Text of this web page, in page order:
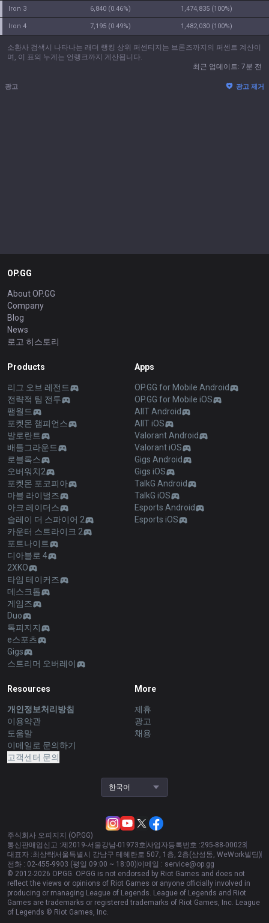
iron 3 6,840 (0.46%) 1,474,835 (100%)
iron 4 7,195 (0.49%) 1,482,030 (100%)
소환사 검색시 나타나는 래더 랭킹 상위 퍼센티지는 브론즈까지의 퍼센트 계산이
며, 이 표의 누계는 언랭크까지 계산됩니다.
최근 업데이트: 7분 전
광고 광고 제거
OP.GG
About OP.GG
Company
Blog
News
로고 히스토리
Products
리그 오브 레전드
전략적 팀 전투
팰월드
포켓몬 챔피언스
발로란트
배틀그라운드
로블록스
오버워치2
포켓몬 포코피아
마블 라이벌즈
아크 레이더스
슬레이 더 스파이어 2
카운터 스트라이크 2
포트나이트
디아블로 4
2XKO
타임 테이커즈
데스크톱
게임즈
Duo
톡피지지
e스포츠
Gigs
스트리머 오버레이
Apps
OP.GG for Mobile Android
OP.GG for Mobile iOS
AllT Android
AllT iOS
Valorant Android
Valorant iOS
Gigs Android
Gigs iOS
TalkG Android
TalkG iOS
Esports Android
Esports iOS
Resources
개인정보처리방침
이용약관
도움말
이메일로 문의하기
고객센터 문의
More
제휴
광고
채용
한국어
주식회사 오피지지 (OP.GG)
통신판매업신고 :제2019-서울강남-01973호 사업자등록번호 :295-88-00023
대표자 :최상락서울특별시 강남구 테헤란로 507, 1층, 2층(삼성동, WeWork빌딩)
전화 : 02-455-9903 (평일 09:00 ~ 18:00) 이메일 : service@op.gg
© 2012-2026 OP.GG. OP.GG is not endorsed by Riot Games and does not
reflect the views or opinions of Riot Games or anyone officially involved in
producing or managing League of Legends. League of Legends and Riot
Games are trademarks or registered trademarks of Riot Games, Inc. League
of Legends © Riot Games, Inc.